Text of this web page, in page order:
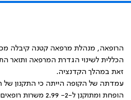
הרופאה, מנהלת מרפאה קטנה קיבלה
הכללית לשינוי הגדרת המרפאה ותואר
זאת במהלך הקדנציה.
עמדתה של הקופה הייתה כי התקנון של
הופחת ומתוקנן ל-2- 2.99 משרות רופאים.